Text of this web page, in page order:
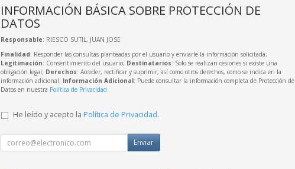
INFORMACIÓN BÁSICA SOBRE PROTECCIÓN DE
DATOS
Responsable: RIESCO SUTIL, JUAN JOSE
Finalidad: Responder las consultas planteadas por el usuario y enviarle la información solicitada;
Legitimación: Consentimiento del usuario; Destinatarios: Solo se realizan cesiones si existe una
obligación legal; Derechos: Acceder, rectificar y suprimir, así como otros derechos, como se indica en la
información adicional; Información Adicional: Puede consultar la información completa de Protección de
Datos en nuestra Política de Privacidad.
He leído y acepto la Política de Privacidad.
Enviar